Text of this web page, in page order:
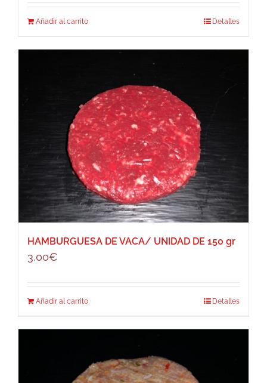
Añadir al carrito Detalles
HAMBURGUESA DE VACA/ UNIDAD DE 150 gr
3,00€
Añadir al carrito Detalles